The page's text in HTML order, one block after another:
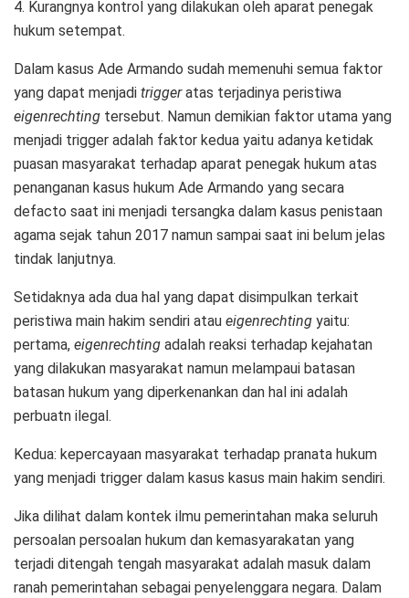
4. Kurangnya kontrol yang dilakukan oleh aparat penegak
hukum setempat.
Dalam kasus Ade Armando sudah memenuhi semua faktor
yang dapat menjadi triggeratas terjadinya peristiwa
eigenrechting tersebut. Namun demikian faktor utama yang
menjadi trigger adalah faktor kedua yaitu adanya ketidak
puasan masyarakat terhadap aparat penegak hukum atas
penanganan kasus hukum Ade Armando yang secara
defacto saat ini menjadi tersangka dalam kasus penistaan
agama sejak tahun 2017 namun sampai saat ini belum jelas
tindak lanjutnya.
Setidaknya ada dua hal yang dapat disimpulkan terkait
peristiwa main hakim sendiri atau eigenrechting yaitu:
pertama, eigenrechting adalah reaksi terhadap kejahatan
yang dilakukan masyarakat namun melampaui batasan
batasan hukum yang diperkenankan dan hal ini adalah
perbuatn ilegal.
Kedua: kepercayaan masyarakat terhadap pranata hukum
yang menjadi trigger dalam kasus kasus main hakim sendiri.
Jika dilihat dalam kontek ilmu pemerintahan maka seluruh
persoalan persoalan hukum dan kemasyarakatan yang
terjadi ditengah tengah masyarakat adalah masuk dalam
ranah pemerintahan sebagai penyelenggara negara. Dalam